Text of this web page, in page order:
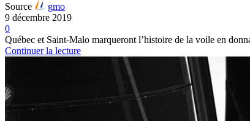
Source
gmo
9 décembre 2019
0
Québec et Saint-Malo marqueront l’histoire de la voile en
Continuer la lecture